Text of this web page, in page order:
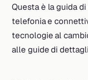
Questa è la guida
telefonia e
tecnologie al
alle guide di